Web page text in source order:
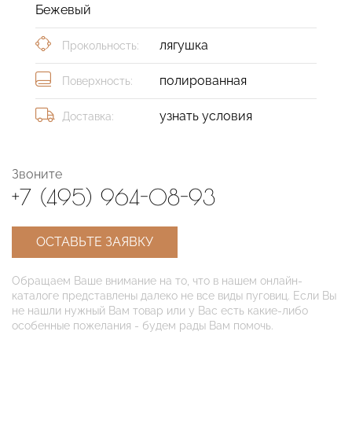
Бежевый
Прокольность: лягушка
Поверхность: полированная
Доставка: узнать условия
Звоните
+7 (495) 964-08-93
ОСТАВЬТЕ ЗАЯВКУ
Обращаем Ваше внимание на то, что в нашем онлайн-
каталоге представлены далеко не все виды пуговиц. Если Вы
не нашли нужный Вам товар или у Вас есть какие-либо
особенные пожелания - будем рады Вам помочь.